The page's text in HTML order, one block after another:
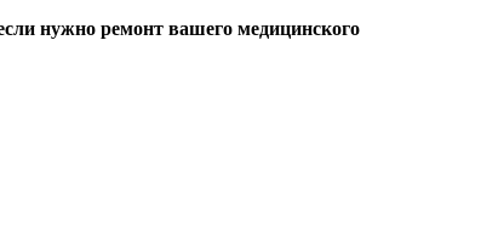
нужно ремонт вашего медицинского